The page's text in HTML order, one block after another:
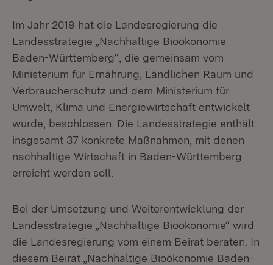
Im Jahr 2019 hat die Landesregierung die
Landesstrategie „Nachhaltige Bioökonomie
Baden-Württemberg“, die gemeinsam vom
Ministerium für Ernährung, Ländlichen Raum und
Verbraucherschutz und dem Ministerium für
Umwelt, Klima und Energiewirtschaft entwickelt
wurde, beschlossen. Die Landesstrategie enthält
insgesamt 37 konkrete Maßnahmen, mit denen
nachhaltige Wirtschaft in Baden-Württemberg
erreicht werden soll.
Bei der Umsetzung und Weiterentwicklung der
Landesstrategie „Nachhaltige Bioökonomie“ wird
die Landesregierung vom einem Beirat beraten. In
diesem Beirat „Nachhaltige Bioökonomie Baden-